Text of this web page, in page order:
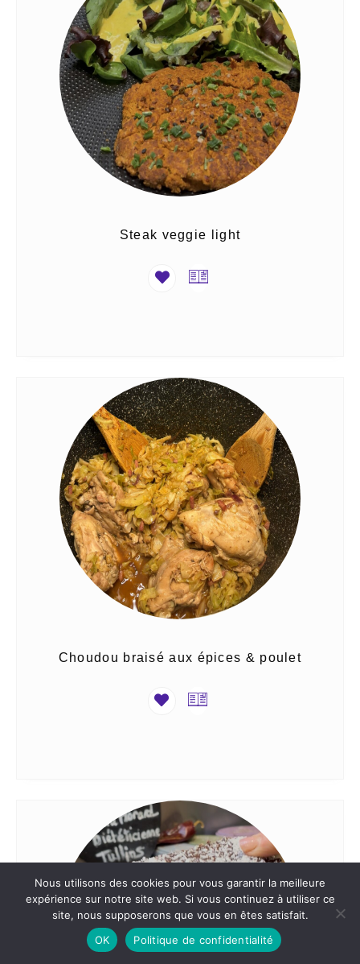
Steak veggie light
Choudou braisé aux épices & poulet
Nous utilisons des cookies pour vous garantir la meilleure
expérience sur notre site web. Si vous continuez à utiliser ce
site, nous supposerons que vous en êtes satisfait.
OK
Politique de confidentialité